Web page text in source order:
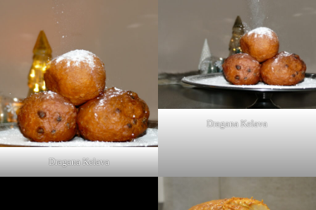
Dragana Kelava
Dragana Kelava